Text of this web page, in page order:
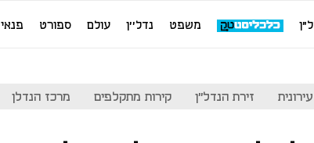
משפט נדל''ן עולם ספורט פנאי
זירת הנדל"ן קירות מתקלפים מרכז הנדלן